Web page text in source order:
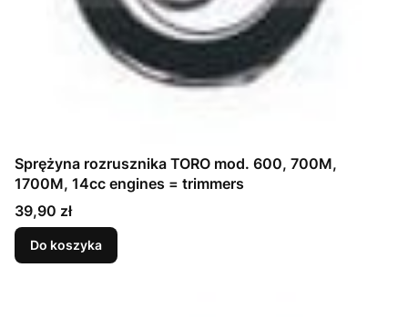
Sprężyna rozrusznika TORO mod. 600, 700M,
1700M, 14cc engines = trimmers
Cena
39,90 zł
Do koszyka